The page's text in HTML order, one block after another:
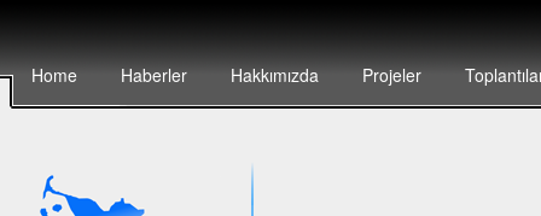
Home Haberler Hakkımızda Projeler